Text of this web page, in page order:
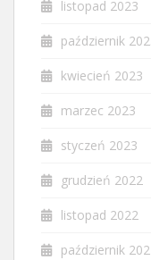
listopad 2023
październik
kwiecień 2023
marzec 2023
styczeń 2023
grudzień 2022
listopad 2022
październik